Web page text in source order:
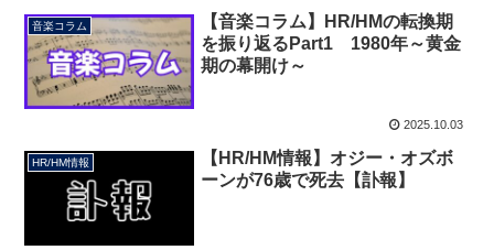
音楽コラム
【音楽コラム】HR/HMの転換期
を振り返るPart1 1980年～黄金
期の幕開け～
2025.10.03
HR/HM情報
【HR/HM情報】オジー・オズボ
ーンが76歳で死去【訃報】